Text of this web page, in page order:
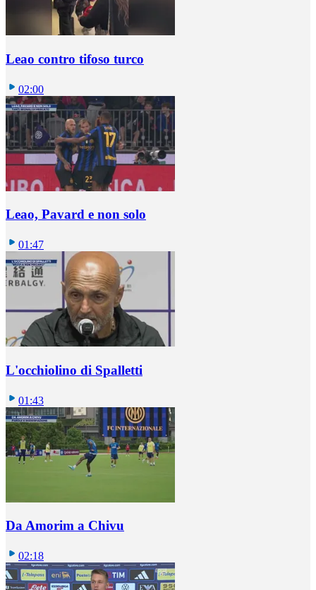
Leao contro tifoso turco
02:00
Leao, Pavard e non solo
01:47
L'occhiolino di Spalletti
01:43
Da Amorim a Chivu
02:18